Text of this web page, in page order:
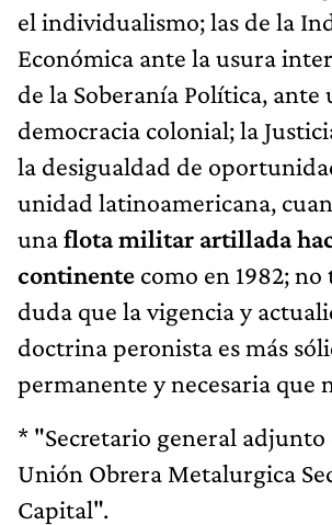
el individualismo; las de la
Económica ante la usura
de la Soberanía Política, ante
democracia colonial; la
la desigualdad de
unidad latinoamericana,
unaflota militar artillada
continente como en 1982; no
duda que la vigencia y
doctrina peronista es más
permanente y necesaria que
* "Secretario general adjunto
Unión Obrera Metalurgica
Capital".